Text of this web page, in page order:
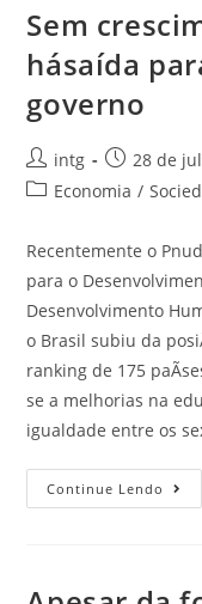
Sem
hásaída
governo
intg
28 de
Economia /
Recentemente o
para o
Desenvolvimento
o Brasil subiu da
ranking de 175
se a melhorias na
igualdade entre os
Continue Lendo